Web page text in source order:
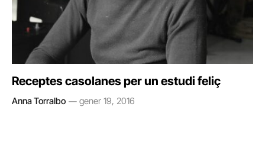
Receptes casolanes per un estudi feliç
Anna Torralbo gener 19, 2016